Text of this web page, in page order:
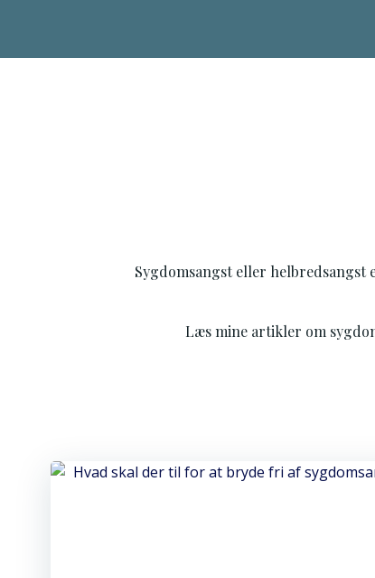
indhold
Sygdomsangst eller
Læs mine artikler om